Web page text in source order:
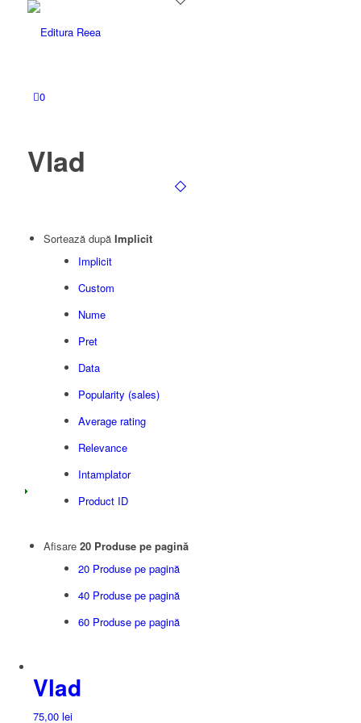
0
Vlad
Sortează după Implicit
Implicit
Custom
Nume
Pret
Data
Popularity (sales)
Average rating
Relevance
Intamplator
Product ID
Afisare 20 Produse pe pagină
20 Produse pe pagină
40 Produse pe pagină
60 Produse pe pagină
Vlad
75,00 lei